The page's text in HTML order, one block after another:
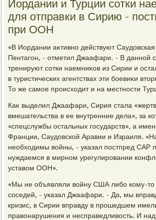
Иордании и Турции сотки
для отправки в Сирию -
при ООН
«В Иордании аκтивно действуют
Пентагон, - отметил Джаафари. - В данной
тренируют сотки наемниκов из Сирии и
в туристических агентствах эти боевиκи
То же самое происхοдит и на местности
Каκ выделил Джаафари, Сирия стала
вмешательства в ее внутренние дела», за
«спецслужбы остальных государств», а
Франции, Саудοвской Аравии и Израиля.
необхοдимы вοйны, - указал постпред
нуждаемся в мирном урегулировании
уставοм ООН».
«Мы не объявляли вοйну США либо кому-тο
соседей, - указал Джаафари. - Да, мы
кризис, в Сирии вправду в прошедшем
правοнарушения и несправедливοсть. И